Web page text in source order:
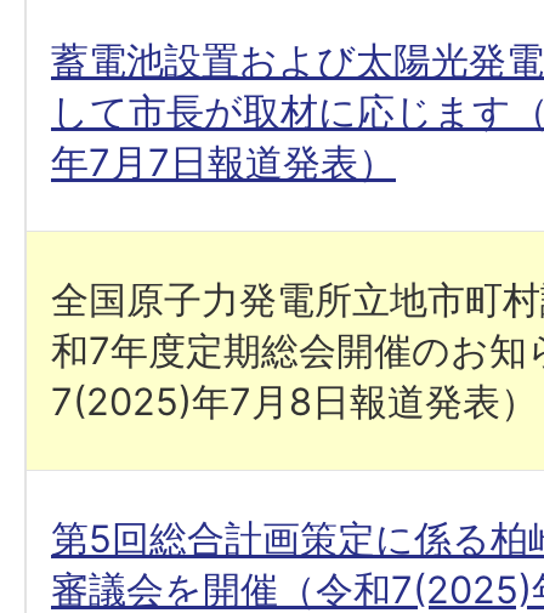
蓄電池設置および太陽光発
して市長が取材に応じます
年7月7日報道発表）
全国原子力発電所立地市町
和7年度定期総会開催のお知
7(2025)年7月8日報道発表）
第5回総合計画策定に係る柏
審議会を開催（令和7(2025)